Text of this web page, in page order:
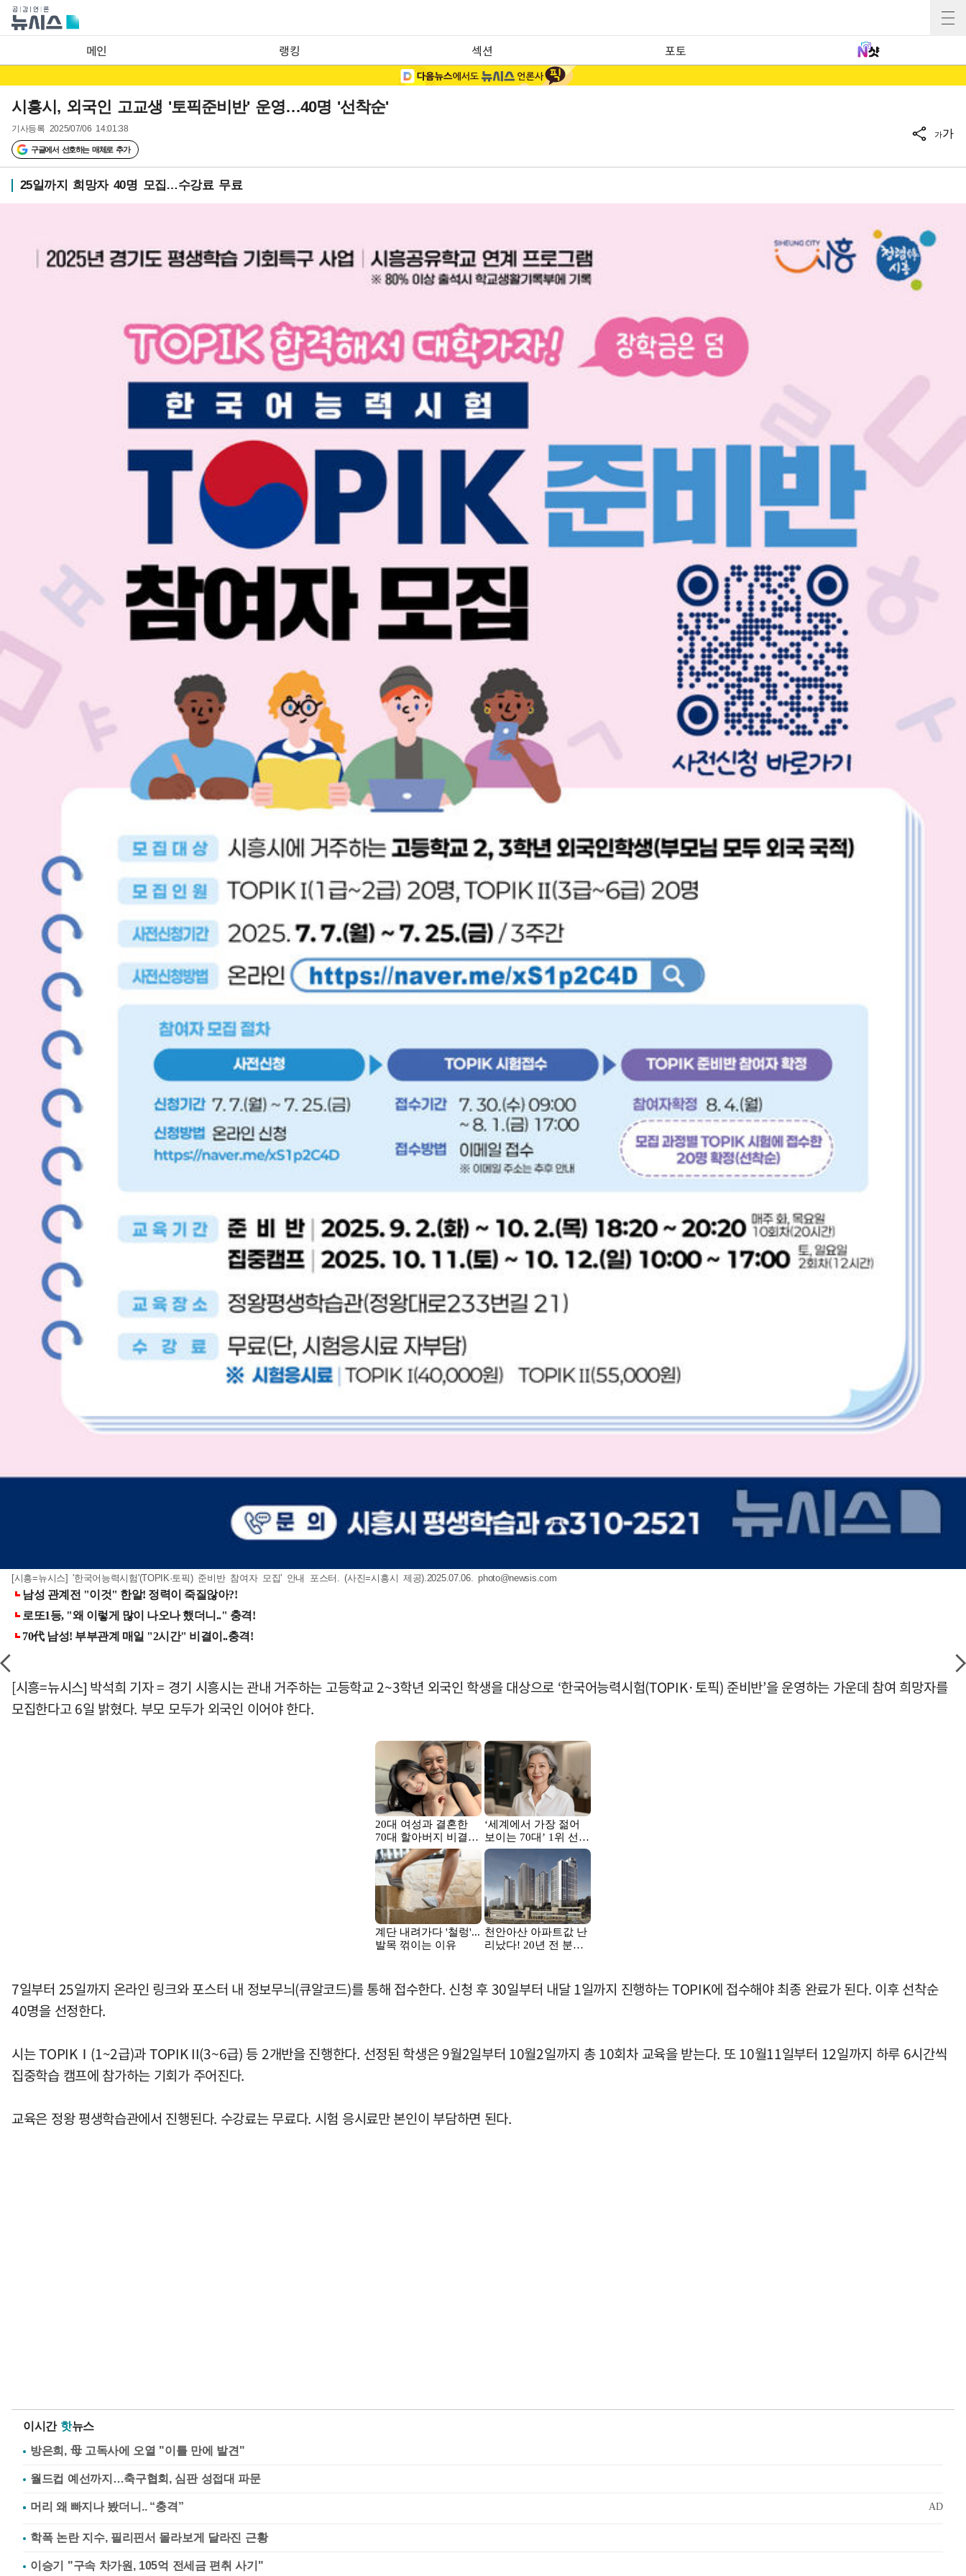
메인 랭킹 섹션 포토
시흥시, 외국인 고교생 '토픽준비반' 운영…40명 '선착순'
기사등록 2025/07/06 14:01:38
구글에서 선호하는 매체로 추가
가가
25일까지 희망자 40명 모집…수강료 무료
[시흥=뉴시스] '한국어능력시험'(TOPIK·토픽) 준비반 참여자 모집' 안내 포스터. (사진=시흥시 제공).2025.07.06.photo@newsis.com
[시흥=뉴시스] 박석희 기자 = 경기 시흥시는 관내 거주하는 고등학교 2~3학년 외국인 학생을 대상으로 ‘한국어능력시험(TOPIK·토픽) 준비반’을 운영하는 가운데 참여 희망자를
모집한다고 6일 밝혔다. 부모 모두가 외국인 이어야 한다.
7일부터 25일까지 온라인 링크와 포스터 내 정보무늬(큐알코드)를 통해 접수한다. 신청 후 30일부터 내달 1일까지 진행하는 TOPIK에 접수해야 최종 완료가 된다. 이후 선착순
40명을 선정한다.
시는 TOPIKⅠ(1~2급)과 TOPIK II(3~6급) 등 2개반을 진행한다. 선정된 학생은 9월2일부터 10월2일까지 총 10회차 교육을 받는다. 또 10월11일부터 12일까지 하루 6시간씩
집중학습 캠프에 참가하는 기회가 주어진다.
교육은 정왕 평생학습관에서 진행된다. 수강료는 무료다. 시험 응시료만 본인이 부담하면 된다.
이시간 핫뉴스
방은희, 母 고독사에 오열 "이틀 만에 발견"
월드컵 예선까지…축구협회, 심판 성접대 파문
학폭 논란 지수, 필리핀서 몰라보게 달라진 근황
이승기 "구속 차가원, 105억 전세금 편취 사기"